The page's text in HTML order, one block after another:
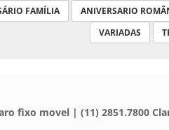
FAMÍLIA ANIVERSARIO
VARIADAS
fixo movel | (11) 2851.7800